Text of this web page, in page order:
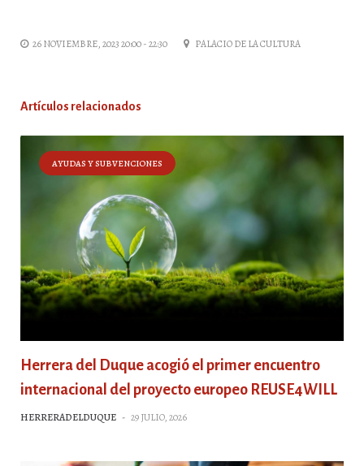
26 NOVIEMBRE, 2023 20:00 - 22:30 PALACIO DE LA CULTURA
Artículos relacionados
AYUDAS Y SUBVENCIONES
Herrera del Duque acogió el primer encuentro
internacional del proyecto europeo REUSE4WILL
HERRERADELDUQUE - 29 JULIO, 2026